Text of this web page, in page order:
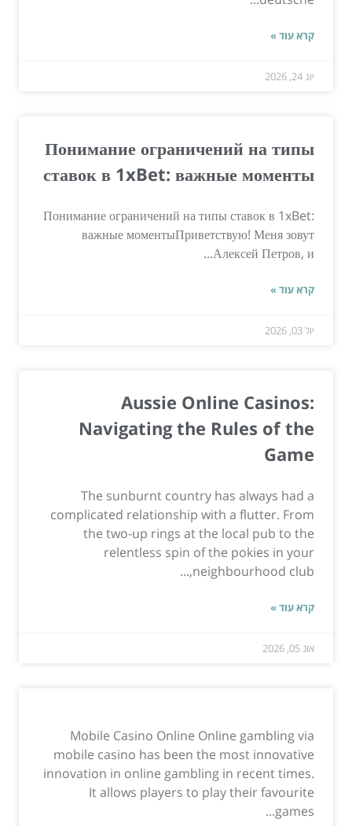
קרא עוד »
יונ 24, 2026
Понимание ограничений на типы
ставок в 1xBet: важные моменты
Понимание ограничений на типы ставок в 1xBet:
важные моментыПриветствую! Меня зовут
Алексей Петров, и...
קרא עוד »
יול 03, 2026
Aussie Online Casinos:
Navigating the Rules of the
Game
The sunburnt country has always had a
complicated relationship with a flutter. From
the two-up rings at the local pub to the
relentless spin of the pokies in your
neighbourhood club,...
קרא עוד »
אוג 05, 2026
Mobile Casino Online Online gambling via
mobile casino has been the most innovative
innovation in online gambling in recent times.
It allows players to play their favourite
games...